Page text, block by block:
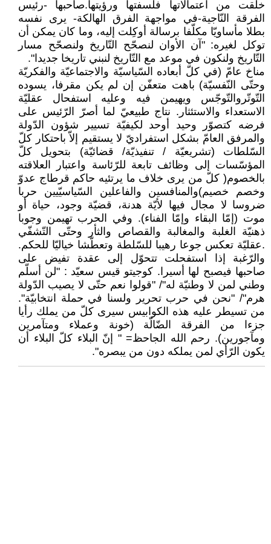
خلقت من اعتمالاتها فلسفتها ورؤيتها.صاحبها -رئيس
الفرقة النّاجية-في مواجهة الفرق الهالكة- يرى نفسه
بطلا مأساويّا مكلّفا برسالة أوكِلت إليه، وما كان يمكن أن
توكل لغيره: "آن الأوان لنصحّح التّاريخ ولنصحّح مسار
التّاريخ ولنكون في موعد مع التّاريخ لنبني تاريخا جديدا".
مناخ عامّ (في كلّ أبعاده السّياسيّة والاجتماعيّة والفكريّة
وحتّى النّفسيّة) باهت متعفّن إن لم يكن مقرفا، يسوده
التّوتّروالتّوجّس ويهيمن فيه وعليه استفحال عقليّة
الاستعداء والاستئثار. نتاج طبيعيّ لما أصرّ الرّئيس على
فرضه كتصوّر وحيد أوحد لكيفيّة تسيير شؤون الدّولة
والمرفق العامّ بشكل استفراديّ لا يستقيم إلاّ باحتكار كلّ
السّلطات (تشريعيّة / تنفيذيّة/ قضائيّة) بتحويل كلّ
المؤسّسات إلى وظائف تابعة للرّئاسة واعتبار العلاقته
بالخصوم( كلّ من يرى خلاف ما يرتئيه حاكم قرطاج عدوّ
وخصم خصيم)والمنافسين والفاعلين السّياسيّيين حربا
ضروسا لا مجال فيها لأيّة هدنة، قضيّة وجود، حياة أو
موت (إمّا البقاء وإمّا الفناء). وفي الحرب تهيمن وجوبا
ذهنيّة الغلبة والمغالبة والقصاص والثأر وحتّى التّشفّي
.عقليّة تعكس جوعا رهيبا للسّلطة وتعطّشا خياليّا للحكم.
والرّغبة إذا استفحلت تتحوّل إلى عقدة تفيض على
صاحبها فيصبح لها أسيرا. كوجيتو قيس سعيّد : "لن أسلّم
وطني لمن لا وطنيّة له"/ "قولوا نعم حتّى لا يصيب الدّولة
هرم"/ "نحن في حرب تحرير ولسنا في حملة انتخابيّة".
من تسيطر عليه هذه الكوابيس سيرى كلّ من يملك رأيا
جزءا من الفرقة الضّالّة (خونة وعملاء ومتآمرين
ومآجورين). رحم الله الجاحظ= " إنّ البلاء كلّ البلاء أن
يكون الرّأي لمن يملكه دون من يبصره".